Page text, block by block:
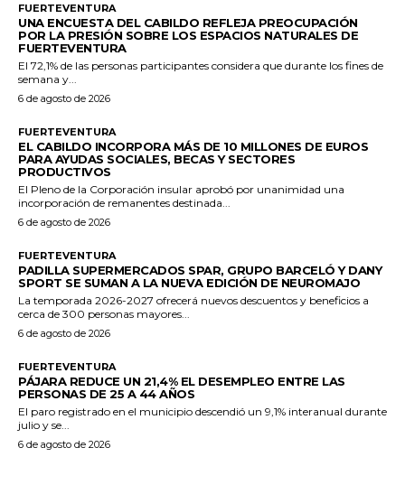
FUERTEVENTURA
UNA ENCUESTA DEL CABILDO REFLEJA PREOCUPACIÓN
POR LA PRESIÓN SOBRE LOS ESPACIOS NATURALES DE
FUERTEVENTURA
El 72,1% de las personas participantes considera que durante los fines de
semana y...
6 de agosto de 2026
FUERTEVENTURA
EL CABILDO INCORPORA MÁS DE 10 MILLONES DE EUROS
PARA AYUDAS SOCIALES, BECAS Y SECTORES
PRODUCTIVOS
El Pleno de la Corporación insular aprobó por unanimidad una
incorporación de remanentes destinada...
6 de agosto de 2026
FUERTEVENTURA
PADILLA SUPERMERCADOS SPAR, GRUPO BARCELÓ Y DANY
SPORT SE SUMAN A LA NUEVA EDICIÓN DE NEUROMAJO
La temporada 2026-2027 ofrecerá nuevos descuentos y beneficios a
cerca de 300 personas mayores...
6 de agosto de 2026
FUERTEVENTURA
PÁJARA REDUCE UN 21,4% EL DESEMPLEO ENTRE LAS
PERSONAS DE 25 A 44 AÑOS
El paro registrado en el municipio descendió un 9,1% interanual durante
julio y se...
6 de agosto de 2026